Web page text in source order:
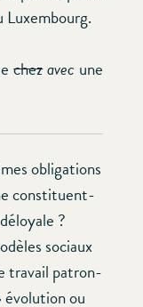
Luxembourg.
chezavec une
obligations
constituent-
?
sociaux
travail patron-
évolution ou